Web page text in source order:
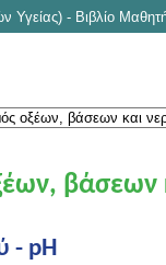
Υγείας) - Βιβλίο
βάσεων
- pH